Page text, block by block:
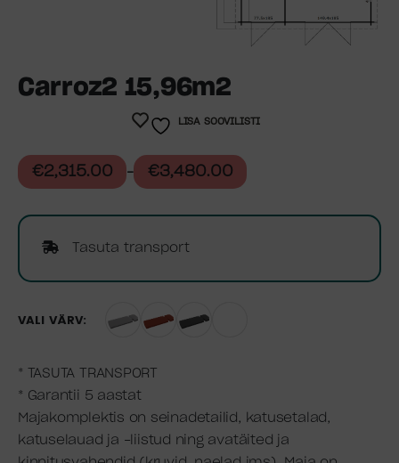
Carroz2 15,96m2
€2,315.00 – €3,480.00
Tasuta transport
VÄRV
* TASUTA TRANSPORT
* Garantii 5 aastat
Majakomplektis on seinadetailid, katusetalad,
katuselauad ja –liistud ning avatäited ja
LISA SOOVILISTI